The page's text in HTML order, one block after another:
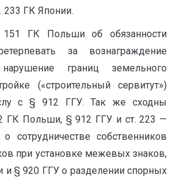
233 ГК Японии.
151 ГК Польши об обязанности
за вознаграждение
границ земельного
(«строительный сервитут»)
с § 912 ГГУ. Так же сходны
ГК Польши, § 912 ГГУ и ст. 223 —
собственников
при установке межевых знаков,
и § 920 ГГУ о разделении спорных